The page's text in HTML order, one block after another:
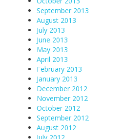
September 2013
August 2013
July 2013
June 2013
May 2013
April 2013
February 2013
January 2013
December 2012
November 2012
October 2012
September 2012
August 2012